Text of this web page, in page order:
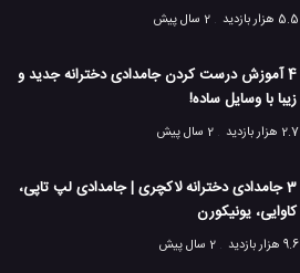
5.5 هزار بازدید
2 سال پیش
4 آموزش درست کردن جامدادی دخترانه جدید و
زیبا با وسایل ساده!
2.7 هزار بازدید
2 سال پیش
3 جامدادی دخترانه لاکچری | جامدادی لپ تاپی،
کاوایی، یونیکورن
9.6 هزار بازدید
2 سال پیش